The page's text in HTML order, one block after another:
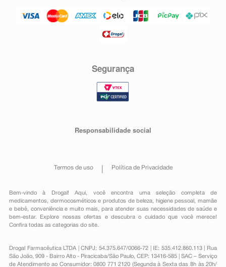
Segurança
Responsabilidade social
Termos de uso Política de Privacidade
Bem-vindo à Drogal! Aqui, você encontra uma seleção completa de
medicamentos , dermocosméticos e produtos de beleza, higiene pessoal ,mamãe
e bebê, conveniênciae muito mais, para atender suas necessidades de saúde e
bem-estar. Explore nossas ofertas e descubra o cuidado que você merece!
Confira todas as categorias do site.
Drogal Farmacêutica LTDA | CNPJ: 54.375.647/0066-72 | IE: 535.412.860.113 | Rua
São João, 909 - Bairro Alto - Piracicaba/São Paulo, CEP: 13416-585 | SAC – Serviço
de Atendimento ao Consumidor: 0800 771 2120 (Segunda à Sexta das 8h às 20h/